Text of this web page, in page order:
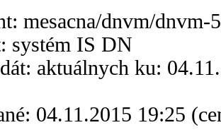
mesacna/dnvm/dnvm-
systém IS DN
aktuálnych ku:
04.11.2015 19:25